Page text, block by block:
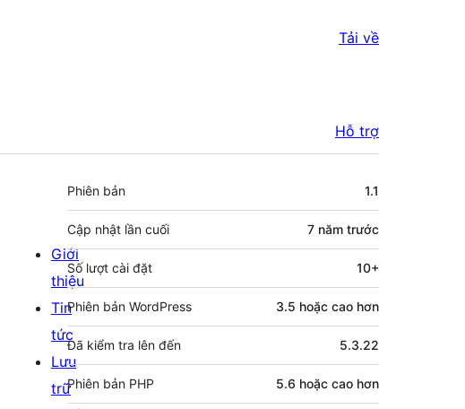
Tải về
Hỗ trợ
Meta
Phiên bản 1.1
Cập nhật lần cuối 7 năm trước
Số lượt cài đặt 10+
Phiên bản WordPress 3.5 hoặc cao hơn
Đã kiểm tra lên đến 5.3.22
Phiên bản PHP 5.6 hoặc cao hơn
Giới
thiệu
Tin
tức
Lưu
trữ